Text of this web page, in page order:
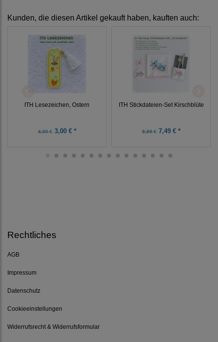
Kunden, die diesen Artikel gekauft haben, kauften auch:
ITH Lesezeichen, Ostern
4,00 €3,00 € *
ITH Stickdateien-Set Kirschblüte
9,99 €7,49 € *
Rechtliches
AGB
Impressum
Datenschutz
Cookieeinstellungen
Widerrufsrecht & Widerrufsformular